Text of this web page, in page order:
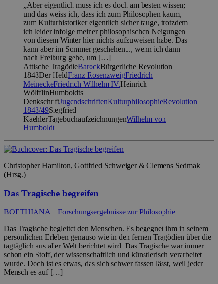
„Aber eigentlich muss ich es doch am besten wissen;
und das weiss ich, dass ich zum Philosophen kaum,
zum Kulturhistoriker eigentlich sicher tauge, trotzdem
ich leider infolge meiner philosophischen Neigungen
von diesem Winter hier nichts aufzuweisen habe. Das
kann aber im Sommer geschehen..., wenn ich dann
nach Freiburg gehe, um […]
Attische TragödieBarockBürgerliche Revolution
1848Der HeldFranz RosenzweigFriedrich
MeineckeFriedrich Wilhelm IV.Heinrich
WölfflinHumboldts
DenkschriftJugendschriftenKulturphilosophieRevolution
1848/49Siegfried
KaehlerTagebuchaufzeichnungenWilhelm von
Humboldt
Christopher Hamilton, Gottfried Schweiger & Clemens Sedmak
(Hrsg.)
Das Tragische begreifen
BOETHIANA – Forschungsergebnisse zur Philosophie
Das Tragische begleitet den Menschen. Es begegnet ihm in seinem
persönlichen Erleben genauso wie in den fernen Tragödien über die
tagtäglich aus aller Welt berichtet wird. Das Tragische war immer
schon ein Stoff, der wissenschaftlich und künstlerisch verarbeitet
wurde. Doch ist es etwas, das sich schwer fassen lässt, weil jeder
Mensch es auf […]